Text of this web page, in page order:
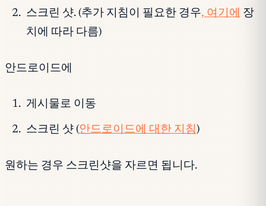
스크린 샷. (추가 지침이 필요한 경우, 여기에
장
치에 따라 다름)
안드로이드에
게시물로 이동
스크린 샷 (안드로이드에 대한 지침 )
원하는 경우 스크린샷을 자르면 됩니다.